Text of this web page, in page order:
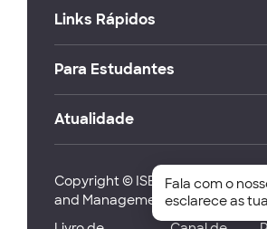
Links Rápidos
Para Estudantes
Atualidade
Copyright © ISEG Lisbon School
and Management 2026
Fala com o
esclarece as